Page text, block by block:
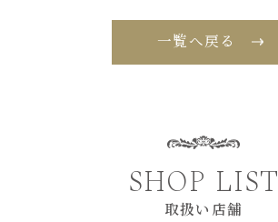
一覧へ戻る
SHOP LIST
取扱い店舗